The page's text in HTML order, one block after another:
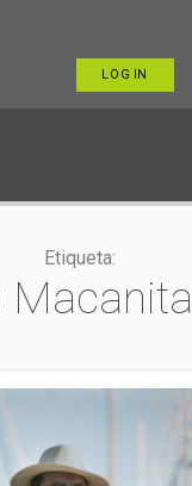
LOG IN
Etiqueta:
Macanita